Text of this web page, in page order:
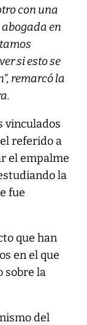
con una
en
si esto se
remarcó la
vinculados
referido a
el empalme
la
fue
que han
en el que
sobre la
del